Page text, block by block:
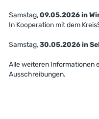
Samstag,09.05.2026 in
In Kooperation mit dem
Samstag,30.05.2026 in
Alle weiteren Informationen
Ausschreibungen.